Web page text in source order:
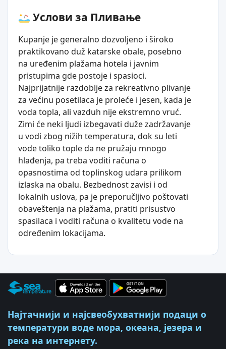
Услови за Пливање
Kupanje je generalno dozvoljeno i široko
praktikovano duž katarske obale, posebno
na uređenim plažama hotela i javnim
pristupima gde postoje i spasioci.
Najprijatnije razdoblje za rekreativno plivanje
za većinu posetilaca je proleće i jesen, kada je
voda topla, ali vazduh nije ekstremno vruć.
Zimi će neki ljudi izbegavati duže zadržavanje
u vodi zbog nižih temperatura, dok su leti
vode toliko tople da ne pružaju mnogo
hlađenja, pa treba voditi računa o
opasnostima od toplinskog udara prilikom
izlaska na obalu. Bezbednost zavisi i od
lokalnih uslova, pa je preporučljivo poštovati
obaveštenja na plažama, pratiti prisustvo
spasilaca i voditi računa o kvalitetu vode na
određenim lokacijama.
Најтачнији и најсвеобухватнији подаци о
температури воде мора, океана, језера и
река на интернету.